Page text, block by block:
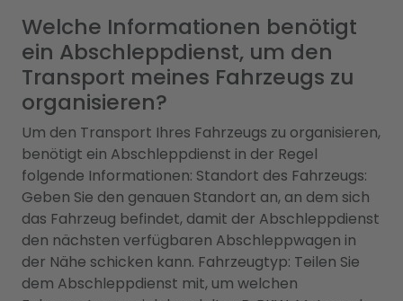
Welche Informationen benötigt
ein Abschleppdienst, um den
Transport meines Fahrzeugs zu
organisieren?
Um den Transport Ihres Fahrzeugs zu organisieren,
benötigt ein Abschleppdienst in der Regel
folgende Informationen: Standort des Fahrzeugs:
Geben Sie den genauen Standort an, an dem sich
das Fahrzeug befindet, damit der Abschleppdienst
den nächsten verfügbaren Abschleppwagen in
der Nähe schicken kann. Fahrzeugtyp: Teilen Sie
dem Abschleppdienst mit, um welchen